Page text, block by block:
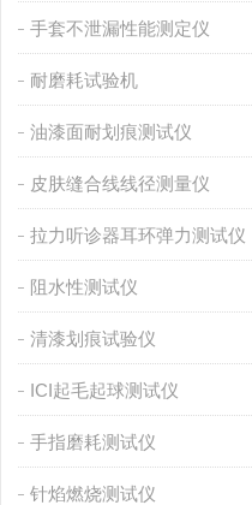
手套不泄漏性能测定仪
耐磨耗试验机
油漆面耐划痕测试仪
皮肤缝合线线径测量仪
拉力听诊器耳环弹力测试仪
阻水性测试仪
清漆划痕试验仪
ICI起毛起球测试仪
手指磨耗测试仪
针焰燃烧测试仪